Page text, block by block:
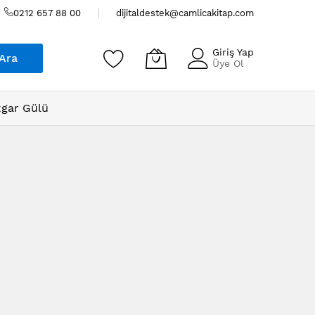
0212 657 88 00 dijitaldestek@camlicakitap.com
Giriş Yap
Üye Ol
Gülü